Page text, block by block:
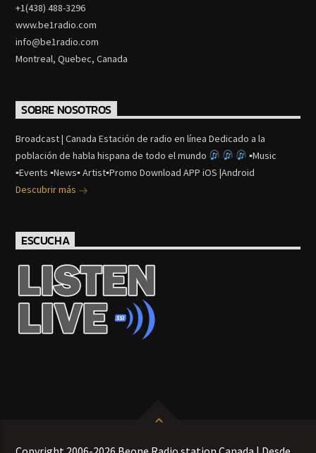
+1(438) 488-3296
www.be1radio.com
info@be1radio.com
Montreal, Quebec, Canada
SOBRE NOSOTROS
Broadcast | Canada Estación de radio en línea Dedicado a la
población de habla hispana de todo el mundo
▪Music
▪Events ▪News▪ Artist▪Promo Download APP iOS |Android
Descubrir más
ESCUCHA